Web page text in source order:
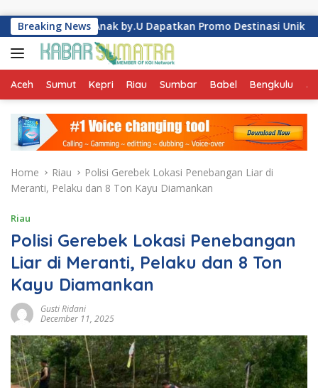
Breaking News
Cara Anak by.U Dapatkan Promo Destinasi Unik
Aceh Sumut Kepri Riau Sumbar Babel Bengkulu
Home Riau
Polisi Gerebek Lokasi Penebangan Liar di
Meranti, Pelaku dan 8 Ton Kayu Diamankan
Riau
Polisi Gerebek Lokasi Penebangan
Liar di Meranti, Pelaku dan 8 Ton
Kayu Diamankan
Gusti Ridani
December 11, 2025